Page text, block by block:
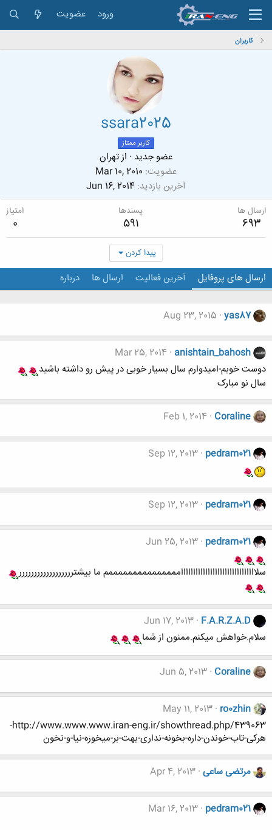
ورود عضویت
کاربران
ssara2025
کاربر ممتاز
عضو جدید · ازتهران
عضویت Mar 10, 2010
آخرین بازدید Jun 16, 2014
ارسال ها
693
پسندها
591
امتیاز
0
پیدا کردن
ارسال های پروفایل آخرین فعالیت ارسال ها درباره
yas87
Aug 23, 2015
anishtain_bahosh
Mar 25, 2014
دوست خوبم-امیدوارم سال بسیار خوبی در پیش رو داشته باشید
سال نو مبارک
Coraline
Feb 1, 2014
pedram021
Sep 12, 2013
pedram021
Sep 12, 2013
pedram021
Jun 25, 2013
سلااااااااااااااااااااااااااااااامممممممممممممممم ما بیشترررررررررررررررررر
F.A.R.Z.A.D
Jun 17, 2013
سلام.خواهش میکنم.ممنون از شما
Coraline
Jun 5, 2013
ro0zhin
May 11, 2013
http://www.www.www.iran-eng.ir/showthread.php/439063-
هرکی-تاب-خوندن-داره-بخونه-نداری-بهت-بر-میخوره-نیا-و-نخون
مرتضی ساعی Apr 4, 2013
pedram021
Mar 16, 2013